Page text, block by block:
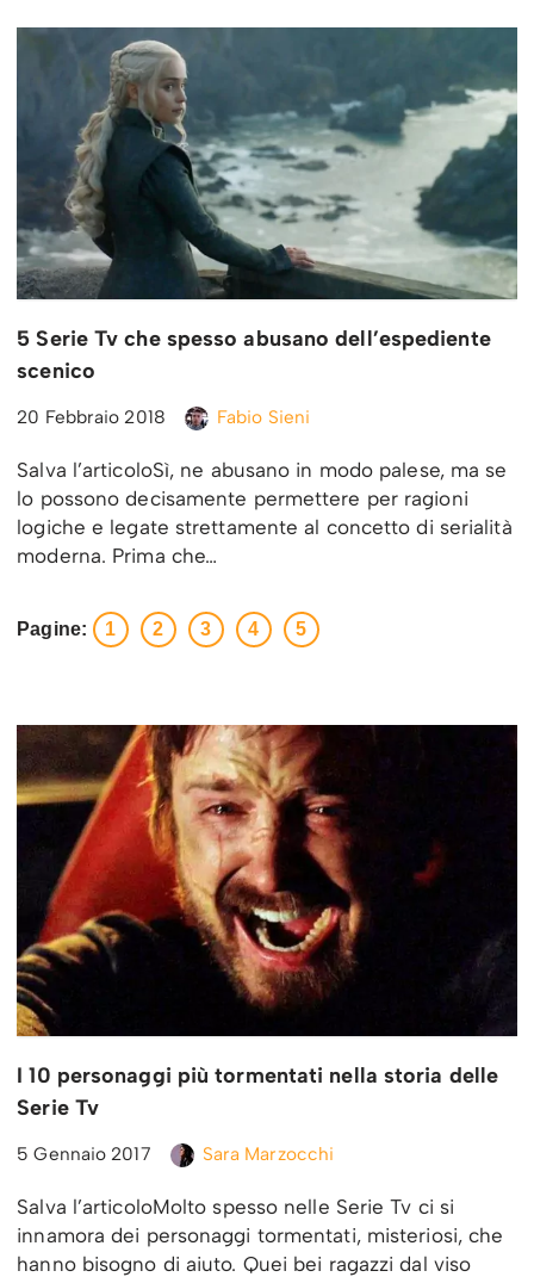
5 Serie Tv che spesso abusano dell’espediente
scenico
20 Febbraio 2018 Fabio Sieni
Salva l’articoloSì, ne abusano in modo palese, ma se
lo possono decisamente permettere per ragioni
logiche e legate strettamente al concetto di serialità
moderna. Prima che…
Pagine: 1 2 3 4 5
I 10 personaggi più tormentati nella storia delle
Serie Tv
5 Gennaio 2017 Sara Marzocchi
Salva l’articoloMolto spesso nelle Serie Tv ci si
innamora dei personaggi tormentati, misteriosi, che
hanno bisogno di aiuto. Quei bei ragazzi dal viso